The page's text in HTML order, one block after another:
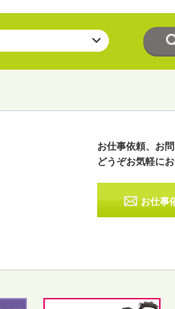
お仕事依頼、お
どうぞお気軽に
お仕事